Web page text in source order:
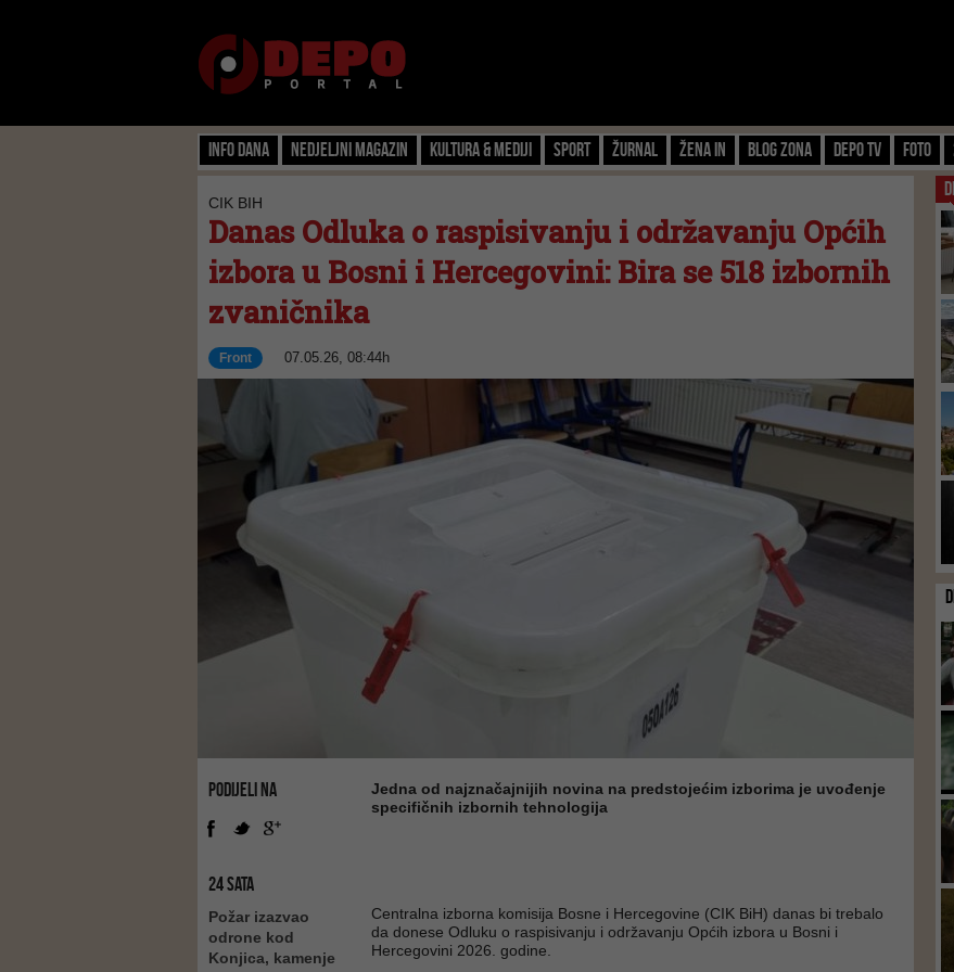
Info dana Nedjeljni magazin Kultura & Mediji Sport Žurnal Žena IN Blog zona Depo TV FOTO
CIK BIH
Danas Odluka o raspisivanju i održavanju Općih
izbora u Bosni i Hercegovini: Bira se 518 izbornih
zvaničnika
Front 07.05.26, 08:44h
PODIJELI NA
24 SATA
Požar izazvao
odrone kod
Konjica, kamenje
Jedna od najznačajnijih novina na predstojećim izborima je uvođenje
specifičnih izbornih tehnologija
Centralna izborna komisija Bosne i Hercegovine (CIK BiH) danas bi trebalo
da donese Odluku o raspisivanju i održavanju Općih izbora u Bosni i
Hercegovini 2026. godine.